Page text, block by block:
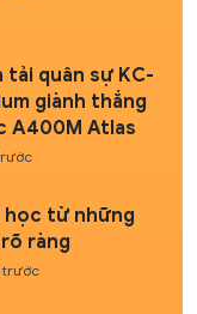
tải quân sự KC-
giành thắng
A400M Atlas
học từ những
ràng
trước